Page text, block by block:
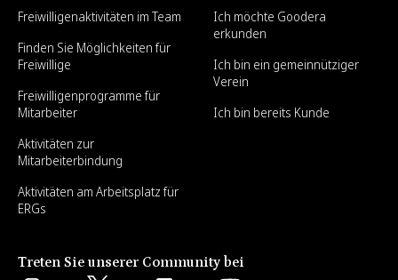
Freiwilligenaktivitäten im Team
Finden Sie Möglichkeiten für
Freiwillige
Freiwilligenprogramme für
Mitarbeiter
Aktivitäten zur
Mitarbeiterbindung
Aktivitäten am Arbeitsplatz für
ERGs
Ich möchte Goodera
erkunden
Ich bin ein gemeinnütziger
Verein
Ich bin bereits Kunde
Treten Sie unserer Community bei